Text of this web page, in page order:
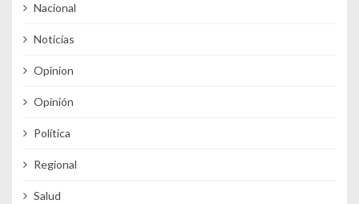
Nacional
Noticias
Opinion
Opinión
Política
Regional
Salud